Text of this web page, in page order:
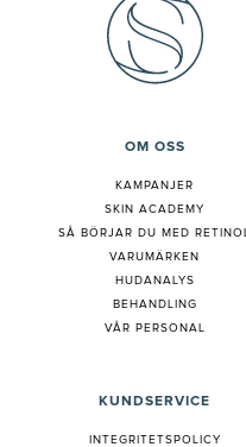
OM OSS
KAMPANJER
SKIN ACADEMY
SÅ BÖRJAR DU MED RETINOL
VARUMÄRKEN
HUDANALYS
BEHANDLING
VÅR PERSONAL
KUNDSERVICE
INTEGRITETSPOLICY